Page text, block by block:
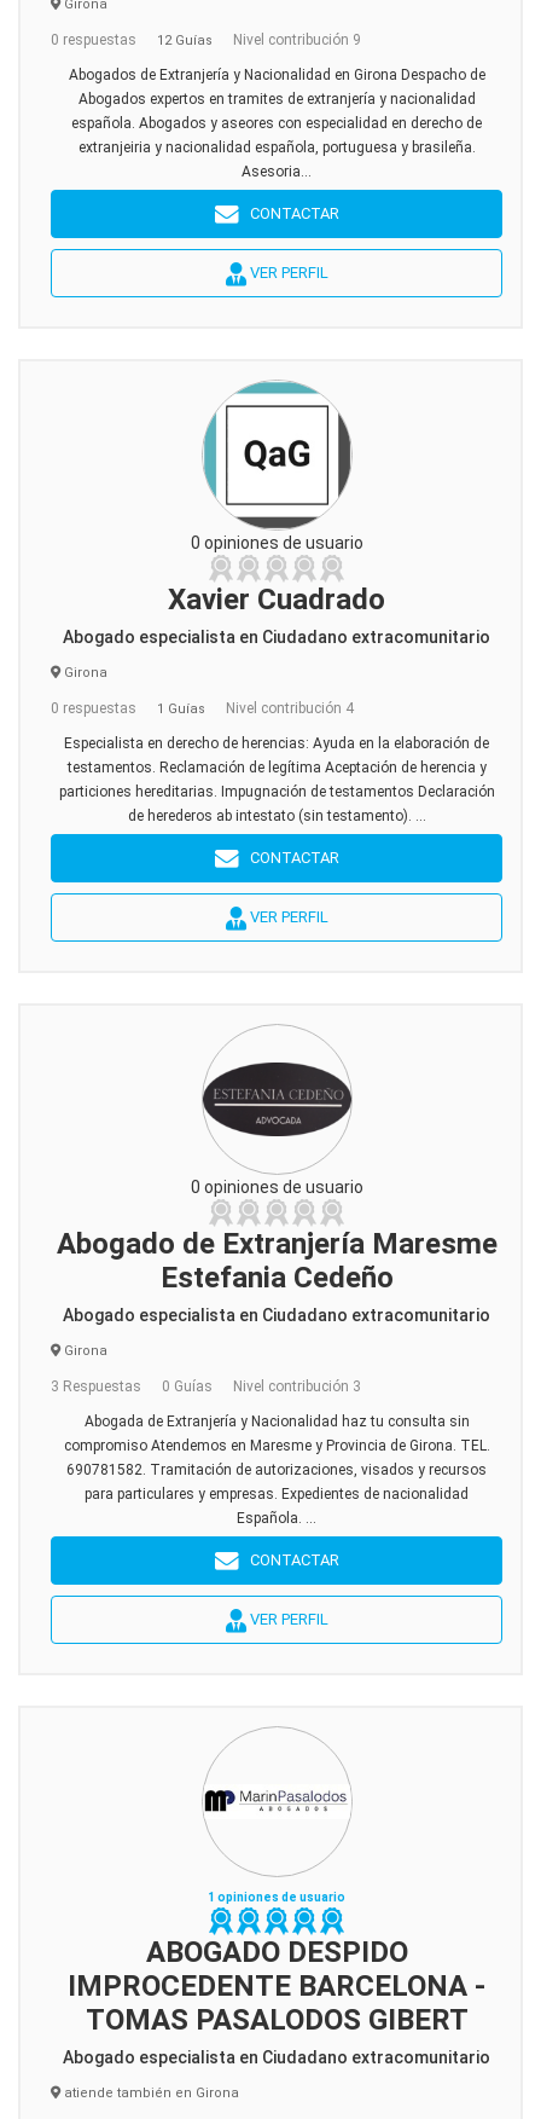
Girona
0 respuestas 12 Guías Nivel contribución 9
Abogados de Extranjería y Nacionalidad en Girona Despacho de
Abogados expertos en tramites de extranjería y nacionalidad
española. Abogados y aseores con especialidad en derecho de
extranjeiria y nacionalidad española, portuguesa y brasileña.
Asesoria...
CONTACTAR
VER PERFIL
0 opiniones de usuario
Xavier Cuadrado
Abogado especialista en Ciudadano extracomunitario
Girona
0 respuestas 1 Guías Nivel contribución 4
Especialista en derecho de herencias: Ayuda en la elaboración de
testamentos. Reclamación de legítima Aceptación de herencia y
particiones hereditarias. Impugnación de testamentos Declaración
de herederos ab intestato (sin testamento). ...
CONTACTAR
VER PERFIL
0 opiniones de usuario
Abogado de Extranjería Maresme
Estefania Cedeño
Abogado especialista en Ciudadano extracomunitario
Girona
3 Respuestas 0 Guías Nivel contribución 3
Abogada de Extranjería y Nacionalidad haz tu consulta sin
compromiso Atendemos en Maresme y Provincia de Girona. TEL.
690781582. Tramitación de autorizaciones, visados y recursos
para particulares y empresas. Expedientes de nacionalidad
Española. ...
CONTACTAR
VER PERFIL
1 opiniones de usuario
ABOGADO DESPIDO
IMPROCEDENTE BARCELONA -
TOMAS PASALODOS GIBERT
Abogado especialista en Ciudadano extracomunitario
atiende también en Girona